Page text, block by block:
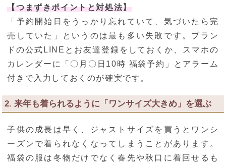
【つまずきポイントと対処法】
「予約開始日をうっかり忘れていて、気づいたら完
売していた」というのは最も多い失敗です。ブラン
ドの公式LINEとお友達登録をしておくか、スマホの
カレンダーに「〇月〇日10時 福袋予約」とアラーム
付きで入力しておくのが確実です。
2. 来年も着られるように「ワンサイズ大きめ」を選ぶ
子供の成長は早く、ジャストサイズを買うとワンシ
ーズンで着られなくなってしまうことがあります。
福袋の服は冬物だけでなく春先や秋口に着回せるも